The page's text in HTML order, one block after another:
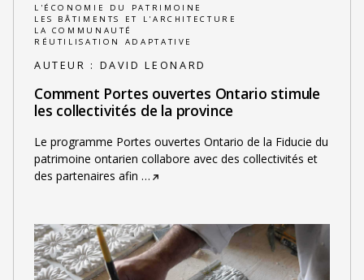
L'ÉCONOMIE DU PATRIMOINE
LES BÂTIMENTS ET L'ARCHITECTURE
LA COMMUNAUTÉ
RÉUTILISATION ADAPTATIVE
AUTEUR : DAVID LEONARD
Comment Portes ouvertes Ontario stimule
les collectivités de la province
Le programme Portes ouvertes Ontario de la Fiducie du
patrimoine ontarien collabore avec des collectivités et
des partenaires afin …